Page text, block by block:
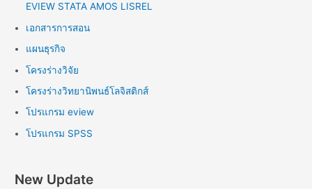
EVIEW STATA AMOS LISREL
เอกสารการสอน
แผนธุรกิจ
โครงร่างวิจัย
โครงร่างวิทยานิพนธ์โลจิสติกส์
โปรแกรม eview
โปรแกรม SPSS
New Update